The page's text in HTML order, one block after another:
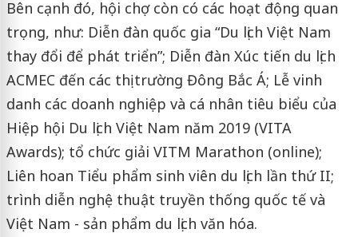
Bên cạnh đó, hội chợ còn có các hoạt động quan
trọng, như: Diễn đàn quốc gia “Du lịch Việt Nam
thay đổi để phát triển”; Diễn đàn Xúc tiến du lịch
ACMEC đến các thị trường Đông Bắc Á; Lễ vinh
danh các doanh nghiệp và cá nhân tiêu biểu của
Hiệp hội Du lịch Việt Nam năm 2019 (VITA
Awards); tổ chức giải VITM Marathon (online);
Liên hoan Tiểu phẩm sinh viên du lịch lần thứ II;
trình diễn nghệ thuật truyền thống quốc tế và
Việt Nam - sản phẩm du lịch văn hóa.